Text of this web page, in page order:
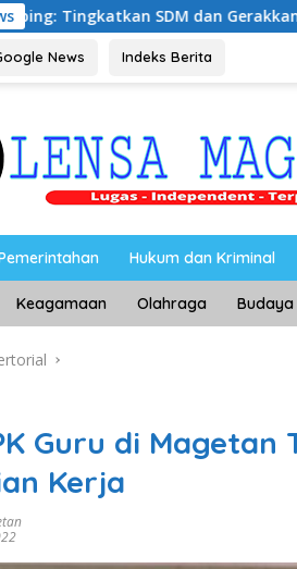
Gerakkan Ekonomi Magetan
News Indeks Berita
Hukum dan Kriminal
Keagamaan Olahraga Budaya
Guru di
Kerja